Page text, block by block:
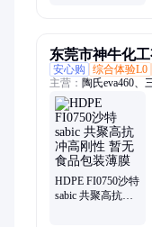
东莞市神牛化工
安心购
综合体验L0
主营： 陶氏eva460、
eva260、热熔级
HDPE FI0750沙特
sabic 共聚高抗冲